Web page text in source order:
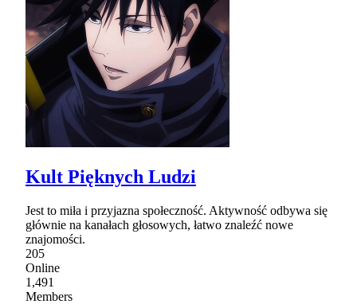
Kult Pięknych Ludzi
Jest to miła i przyjazna społeczność. Aktywność odbywa się
głównie na kanałach głosowych, łatwo znaleźć nowe
znajomości.
205
Online
1,491
Members